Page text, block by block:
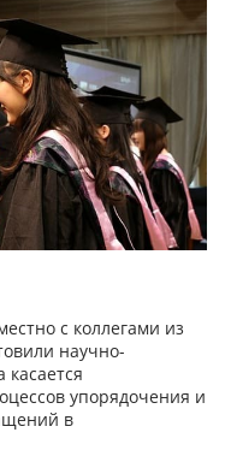
с коллегами из
научно-
упорядочения и
в